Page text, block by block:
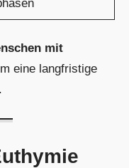
mit
eine langfristige